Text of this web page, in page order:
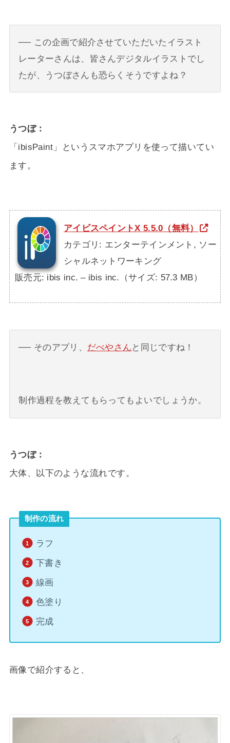
この企画で紹介させていただいたイラスト
レーターさんは、皆さんデジタルイラストでし
たが、うつぼさんも恐らくそうですよね？
うつぼ
「ibisPaint」というスマホアプリを使って描いてい
ます。
アイビスペイントX 5.5.0（無料）
カテゴリ: エンターテインメント, ソー
シャルネットワーキング
販売元: ibis inc. – ibis inc.（サイズ: 57.3 MB）
そのアプリ、 だべやさん と同じですね！
制作過程を教えてもらってもよいでしょうか。
うつぼ
大体、以下のような流れです。
制作の流れ
ラフ
下書き
線画
色塗り
完成
画像で紹介すると、